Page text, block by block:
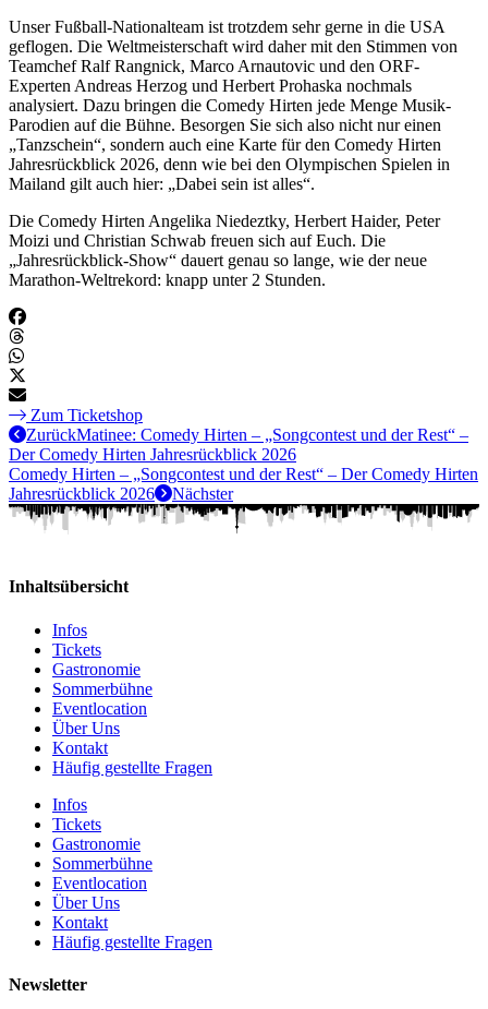
Unser Fußball-Nationalteam ist trotzdem sehr gerne in die USA
geflogen. Die Weltmeisterschaft wird daher mit den Stimmen von
Teamchef Ralf Rangnick, Marco Arnautovic und den ORF-
Experten Andreas Herzog und Herbert Prohaska nochmals
analysiert. Dazu bringen die Comedy Hirten jede Menge Musik-
Parodien auf die Bühne. Besorgen Sie sich also nicht nur einen
„Tanzschein“, sondern auch eine Karte für den Comedy Hirten
Jahresrückblick 2026, denn wie bei den Olympischen Spielen in
Mailand gilt auch hier: „Dabei sein ist alles“.
Die Comedy Hirten Angelika Niedeztky, Herbert Haider, Peter
Moizi und Christian Schwab freuen sich auf Euch. Die
„Jahresrückblick-Show“ dauert genau so lange, wie der neue
Marathon-Weltrekord: knapp unter 2 Stunden.
Zum Ticketshop
ZurückMatinee: Comedy Hirten – „Songcontest und der Rest“ –
Der Comedy Hirten Jahresrückblick 2026
Comedy Hirten – „Songcontest und der Rest“ – Der Comedy Hirten
Jahresrückblick 2026
Nächster
Inhaltsübersicht
Infos
Tickets
Gastronomie
Sommerbühne
Eventlocation
Über Uns
Kontakt
Häufig gestellte Fragen
Infos
Tickets
Gastronomie
Sommerbühne
Eventlocation
Über Uns
Kontakt
Häufig gestellte Fragen
Newsletter